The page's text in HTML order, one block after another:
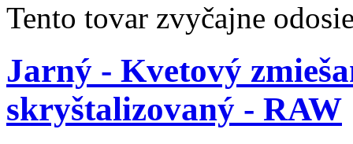
Tento tovar zvyčajne
Jarný - Kvetový
skryštalizovaný - RAW